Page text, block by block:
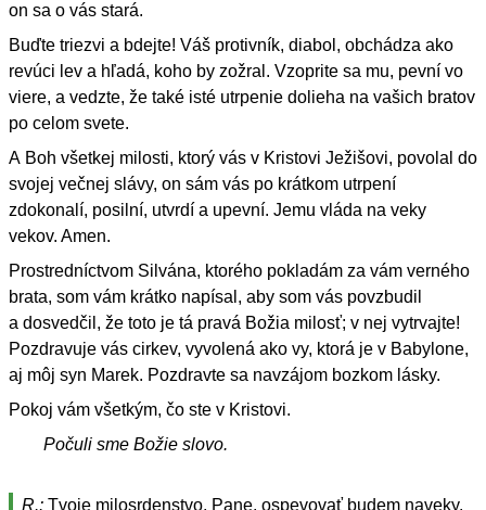
on sa o vás stará.
Buďte triezvi a bdejte! Váš protivník, diabol, obchádza ako
revúci lev a hľadá, koho by zožral. Vzoprite sa mu, pevní vo
viere, a vedzte, že také isté utrpenie dolieha na vašich bratov
po celom svete.
A Boh všetkej milosti, ktorý vás v Kristovi Ježišovi, povolal do
svojej večnej slávy, on sám vás po krátkom utrpení
zdokonalí, posilní, utvrdí a upevní. Jemu vláda na veky
vekov. Amen.
Prostredníctvom Silvána, ktorého pokladám za vám verného
brata, som vám krátko napísal, aby som vás povzbudil
a dosvedčil, že toto je tá pravá Božia milosť; v nej vytrvajte!
Pozdravuje vás cirkev, vyvolená ako vy, ktorá je v Babylone,
aj môj syn Marek. Pozdravte sa navzájom bozkom lásky.
Pokoj vám všetkým, čo ste v Kristovi.
Počuli sme Božie slovo.
R.: Tvoje milosrdenstvo, Pane, ospevovať budem naveky.